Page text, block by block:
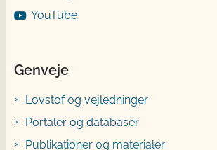
YouTube
Genveje
Lovstof og vejledninger
Portaler og databaser
Publikationer og materialer